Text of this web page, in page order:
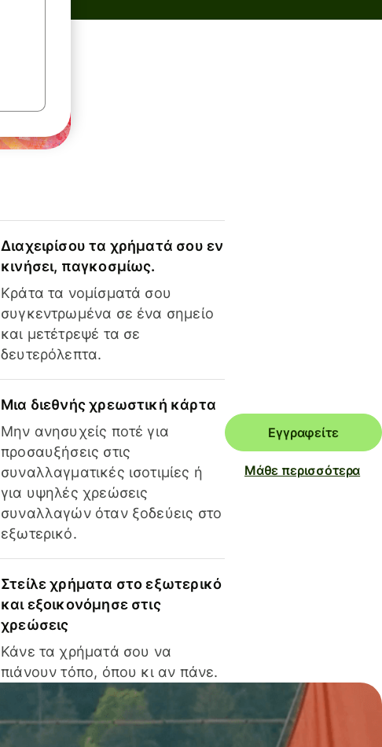
Διαχειρίσου τα χρήματά σου εν
κινήσει, παγκοσμίως.
Κράτα τα νομίσματά σου
συγκεντρωμένα σε ένα σημείο
και μετέτρεψέ τα σε
δευτερόλεπτα.
Μια διεθνής χρεωστική κάρτα
Μην ανησυχείς ποτέ για
προσαυξήσεις στις
συναλλαγματικές ισοτιμίες ή
για υψηλές χρεώσεις
συναλλαγών όταν ξοδεύεις στο
εξωτερικό.
Στείλε χρήματα στο εξωτερικό
και εξοικονόμησε στις
χρεώσεις
Κάνε τα χρήματά σου να
πιάνουν τόπο, όπου κι αν πάνε.
Εγγραφείτε
Μάθε περισσότερα